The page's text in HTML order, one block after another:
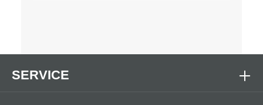
SERVICE